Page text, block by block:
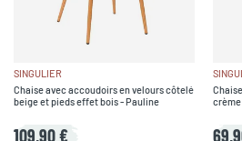
SINGULIER
Chaise avec accoudoirs en velours côtelé
beige et pieds effet bois - Pauline
109,90 €
crème